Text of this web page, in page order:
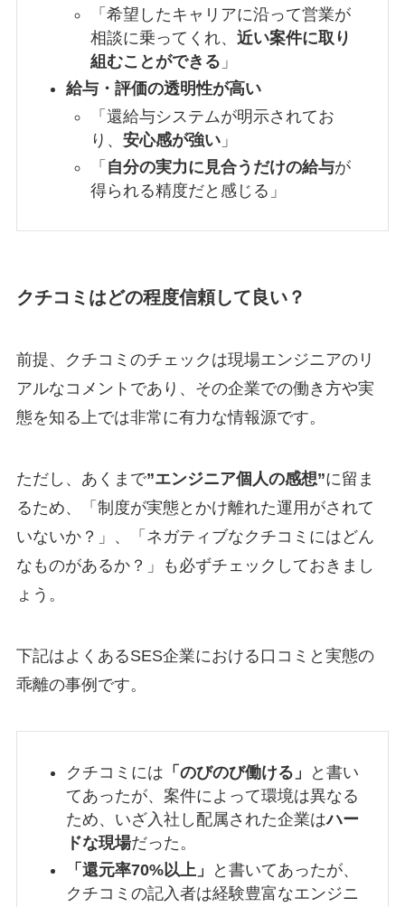
「希望したキャリアに沿って営業が
相談に乗ってくれ、 近い案件に取り
組むことができる 」
給与・評価の透明性が高い
「還給与システムが明示されてお
り、 安心感が強い」
「 自分の実力に見合うだけの給与が
得られる精度だと感じる」
クチコミはどの程度信頼して良い？
前提、クチコミのチェックは現場エンジニアのリ
アルなコメントであり、その企業での働き方や実
態を知る上では非常に有力な情報源です。
ただし、あくまで”エンジニア個人の感想”に留ま
るため、「制度が実態とかけ離れた運用がされて
いないか？」、「ネガティブなクチコミにはどん
なものがあるか？」も必ずチェックしておきまし
ょう。
下記はよくあるSES企業における口コミと実態の
乖離の事例です。
クチコミには 「のびのび働ける」
と書い
てあったが、案件によって環境は異なる
ため、いざ入社し配属された企業はハー
ドな現場だった。
「還元率70%以上」
と書いてあったが、
クチコミの記入者は経験豊富なエンジニ